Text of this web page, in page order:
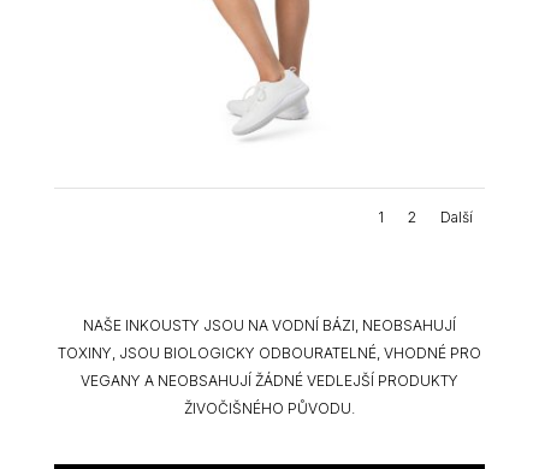
1 2 Další
NAŠE INKOUSTY JSOU NA VODNÍ BÁZI, NEOBSAHUJÍ
TOXINY, JSOU BIOLOGICKY ODBOURATELNÉ, VHODNÉ PRO
VEGANY A NEOBSAHUJÍ ŽÁDNÉ VEDLEJŠÍ PRODUKTY
ŽIVOČIŠNÉHO PŮVODU.